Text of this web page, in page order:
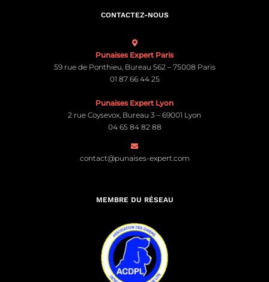
CONTACTEZ-NOUS
Punaises Expert Paris
59 rue de Ponthieu, Bureau 562 – 75008 Paris
01 87 66 44 25
Punaises Expert Lyon
2 rue Coysevox, Bureau 3 – 69001 Lyon
04 65 84 82 88
contact@punaises-expert.com
MEMBRE DU RÉSEAU